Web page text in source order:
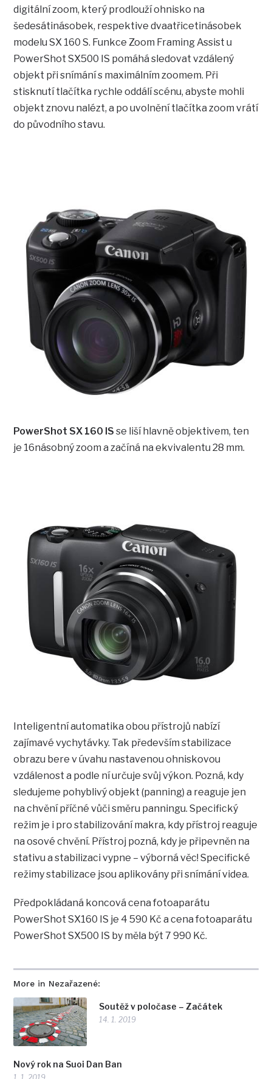
More in Nezařazené:
Soutěž v poločase – Začátek
14. 1. 2019
Nový rok na Suoi Dan Ban
digitální zoom, který prodlouží ohnisko na
šedesátinásobek, respektive dvaatřicetinásobek
modelu SX 160 S. Funkce Zoom Framing Assist u
PowerShot SX500 IS pomáhá sledovat vzdálený
objekt při snímání s maximálním zoomem. Při
stisknutí tlačítka rychle oddálí scénu, abyste mohli
objekt znovu nalézt, a po uvolnění tlačítka zoom vrátí
do původního stavu.
PowerShot SX 160 IS se liší hlavně objektivem, ten
je 16násobný zoom a začíná na ekvivalentu 28 mm.
Inteligentní automatika obou přístrojů nabízí
zajímavé vychytávky. Tak především stabilizace
obrazu bere v úvahu nastavenou ohniskovou
vzdálenost a podle ní určuje svůj výkon. Pozná, kdy
sledujeme pohyblivý objekt (panning) a reaguje jen
na chvění příčné vůči směru panningu. Specifický
režim je i pro stabilizování makra, kdy přístroj reaguje
na osové chvění. Přístroj pozná, kdy je připevněn na
stativu a stabilizaci vypne – výborná věc! Specifické
režimy stabilizace jsou aplikovány při snímání videa.
Předpokládaná koncová cena fotoaparátu
PowerShot SX160 IS je 4 590 Kč a cena fotoaparátu
PowerShot SX500 IS by měla být 7 990 Kč.